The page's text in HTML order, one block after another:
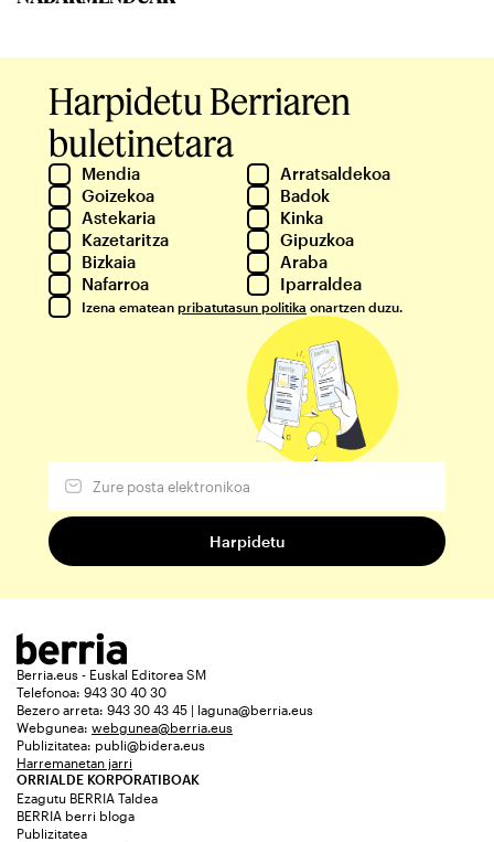
Harpidetu Berriaren
buletinetara
Mendia
Arratsaldekoa
Goizekoa
Badok
Astekaria
Kinka
Kazetaritza
Gipuzkoa
Bizkaia
Araba
Nafarroa
Iparraldea
Izena ematean pribatutasun politika onartzen duzu.
Berria.eus - Euskal Editorea SM
Telefonoa: 943 30 40 30
Bezero arreta: 943 30 43 45 | laguna@berria.eus
Webgunea: webgunea@berria.eus
Publizitatea: publi@bidera.eus
Harremanetan jarri
ORRIALDE KORPORATIBOAK
Ezagutu BERRIA Taldea
BERRIA berri bloga
Publizitatea